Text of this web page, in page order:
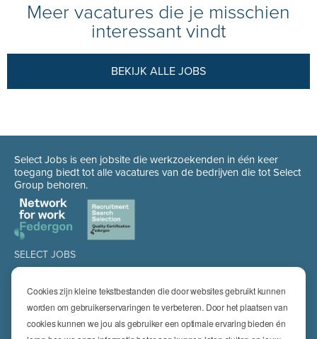
Cookies zijn kleine tekstbestanden die door websites gebruikt kunnen
worden om gebruikerservaringen te verbeteren. Door het plaatsen van
cookies kunnen we jou als gebruiker een optimale ervaring bieden én
Meer vacatures die je misschien
interessant vindt
BEKIJK ALLE JOBS
Select Jobs is een jobsite die werkzoekenden in één keer
toegang biedt tot alle vacatures van de bedrijven die tot Select
Group behoren.
SELECT JOBS
Jobs
Job alert
SPECIALISATIES